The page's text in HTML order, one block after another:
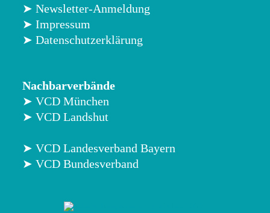
➤ Newsletter-Anmeldung
➤ Impressum
➤ Datenschutzerklärung
Nachbarverbände
➤ VCD München
➤ VCD Landshut
➤ VCD Landesverband Bayern
➤ VCD Bundesverband